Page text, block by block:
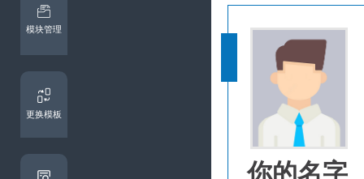
模块管理
更换模板